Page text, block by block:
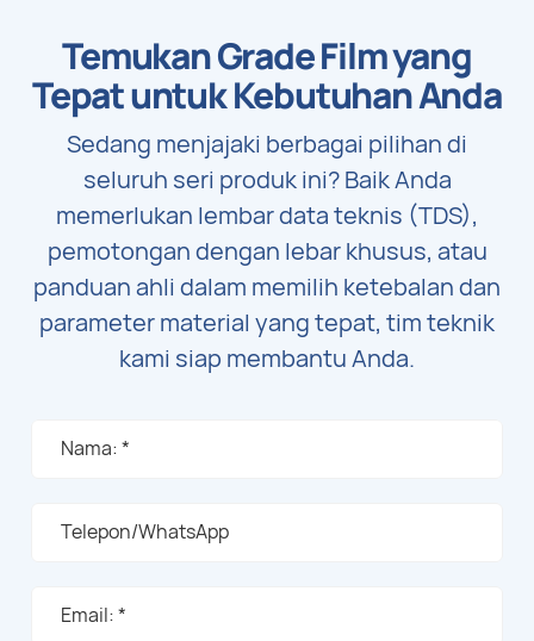
Temukan Grade Film yang
Tepat untuk Kebutuhan Anda
Sedang menjajaki berbagai pilihan di
seluruh seri produk ini? Baik Anda
memerlukan lembar data teknis (TDS),
pemotongan dengan lebar khusus, atau
panduan ahli dalam memilih ketebalan dan
parameter material yang tepat, tim teknik
kami siap membantu Anda.